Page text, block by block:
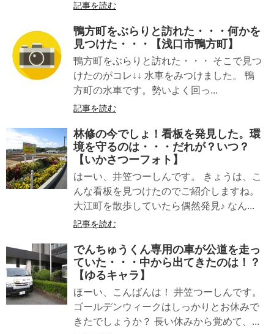
記事を読む
鴨方町をぶらりと訪れた・・・何かを
見つけた・・・【浅口市鴨方町】
鴨方町をぶらりと訪れた・・・ そこで見つ
けたのがコレ↓↓ 水車をみつけました。 鴨
方町の水車です。勢いよく回っ...
記事を読む
林修の今でしょ！看板を発見した。環
境を守るのは・・・だれが？いつ？
【いかさつーフォト】
はーい、井笠つーしんです。 きょうは、こ
んな看板を見つけたのでご紹介しますね。
大江町を散歩していたら偶然発見♪ なん...
記事を読む
でんちゅうくん専用の車が公道を走っ
ていた・・・中から出てきたのは！？
【ゆるキャラ】
ほーい、こんばんは！ 井笠つーしんです。
ゴールデンウィークはしっかりとお休みで
きたでしょうか？ 長い休みから覚めて、...